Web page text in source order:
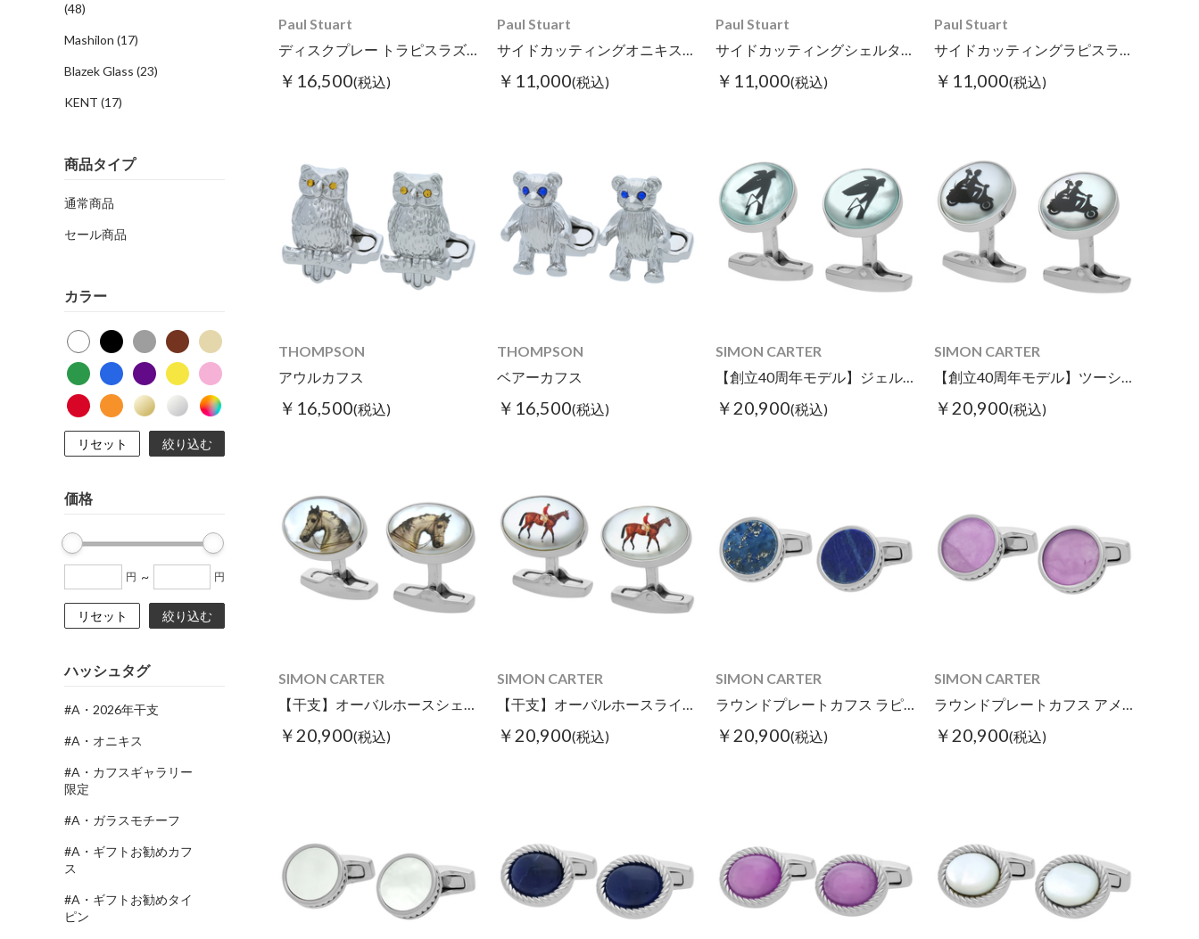
(48)
Mashilon (17)
Blazek Glass (23)
KENT (17)
商品タイプ
通常商品
セール商品
カラー
リセット 絞り込む
価格
円 ~ 円
リセット 絞り込む
ハッシュタグ
#A・2026年干支
#A・オニキス
#A・カフスギャラリー
限定
#A・ガラスモチーフ
#A・ギフトお勧めカフ
ス
#A・ギフトお勧めタイ
ピン
Paul Stuart
ディスクプレー トラピスラズリカフス
￥16,500(税込)
Paul Stuart
サイドカッティングオニキスタイピン
￥11,000(税込)
Paul Stuart
サイドカッティングシェルタイピン ホワイト
￥11,000(税込)
Paul Stuart
サイドカッティングラピスラズリタイピン
￥11,000(税込)
THOMPSON
アウルカフス
￥16,500(税込)
THOMPSON
ベアーカフス
￥16,500(税込)
SIMON CARTER
【創立40周年モデル】ジェルベースカフス
￥20,900(税込)
SIMON CARTER
【創立40周年モデル】ツーシートスクターカフス
￥20,900(税込)
SIMON CARTER
【干支】オーバルホースシェルカフス
￥20,900(税込)
SIMON CARTER
【干支】オーバルホースライドカフス
￥20,900(税込)
SIMON CARTER
ラウンドプレートカフス ラピスラズリ
￥20,900(税込)
SIMON CARTER
ラウンドプレートカフス アメジスト
￥20,900(税込)